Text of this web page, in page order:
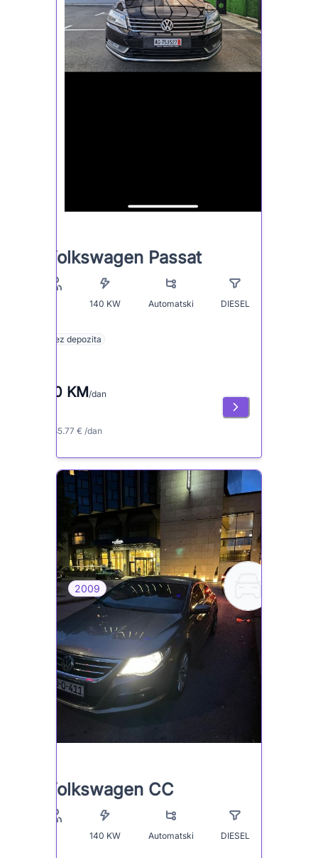
Volkswagen Passat
140 KW Automatski DIESEL
Bez depozita
70 KM /dan
≈ 35.77 € /dan
2009
Volkswagen CC
140 KW Automatski DIESEL